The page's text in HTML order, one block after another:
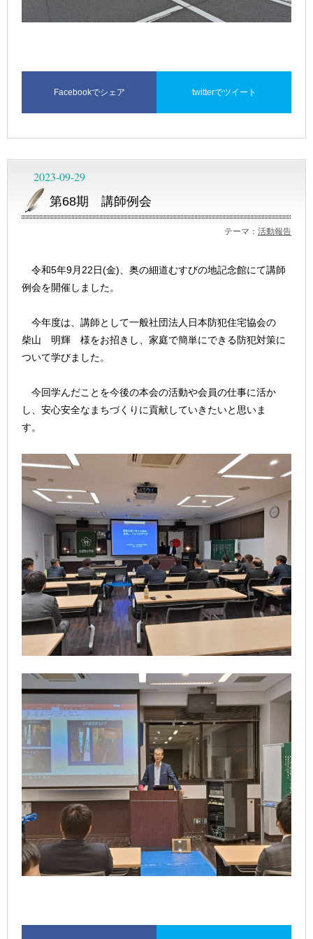
Facebookでシェア twitterでツイート
第68期 講師例会
2023-09-29
テーマ： 活動報告
令和5年9月22日(金)、奥の細道むすびの地記念館にて講師
例会を開催しました。
今年度は、講師として一般社団法人日本防犯住宅協会の
柴山 明輝 様をお招きし、家庭で簡単にできる防犯対策に
ついて学びました。
今回学んだことを今後の本会の活動や会員の仕事に活か
し、安心安全なまちづくりに貢献していきたいと思いま
す。